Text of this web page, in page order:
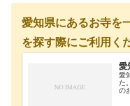
愛知県にあるお寺を
を探す際にご利用く
愛
愛
た
の